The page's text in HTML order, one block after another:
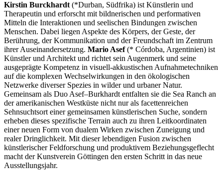
Kirstin Burckhardt (*Durban, Südfrika) ist Künstlerin und
Therapeutin und erforscht mit bildnerischen und performativen
Mitteln die Interaktionen und seelischen Bindungen zwischen
Menschen. Dabei liegen Aspekte des Körpers, der Geste, der
Berührung, der Kommunikation und der Freundschaft im Zentrum
ihrer Auseinandersetzung. Mario Asef(* Córdoba, Argentinien) ist
Künstler und Architekt und richtet sein Augenmerk und seine
ausgeprägte Kompetenz in visuell-akkustischen Aufnahmetechniken
auf die komplexen Wechselwirkungen in den ökologischen
Netzwerke diverser Spezies in wilder und urbaner Natur.
Gemeinsam als Duo Asef–Burkhardt entfalten sie die Sea Ranch an
der amerikanischen Westküste nicht nur als facettenreichen
Sehnsuchtsort einer gemeinsamen künstlerischen Suche, sondern
erheben dieses spezifische Terrain auch zu ihren Leitkoordinaten
einer neuen Form von dualem Wirken zwischen Zuneigung und
realer Dringlichkeit. Mit dieser lebendigen Fusion zwischen
künstlerischer Feldforschung und produktivem Beziehungsgeflecht
macht der Kunstverein Göttingen den ersten Schritt in das neue
Ausstellungsjahr.